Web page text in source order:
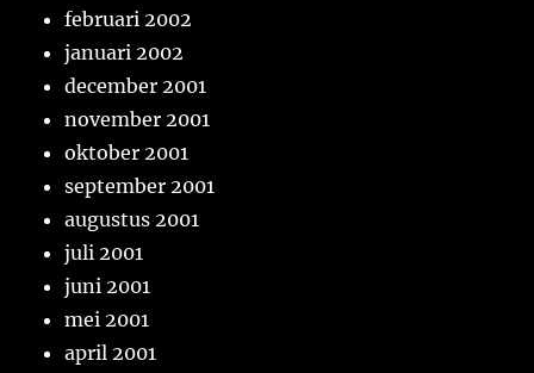
februari 2002
januari 2002
december 2001
november 2001
oktober 2001
september 2001
augustus 2001
juli 2001
juni 2001
mei 2001
april 2001